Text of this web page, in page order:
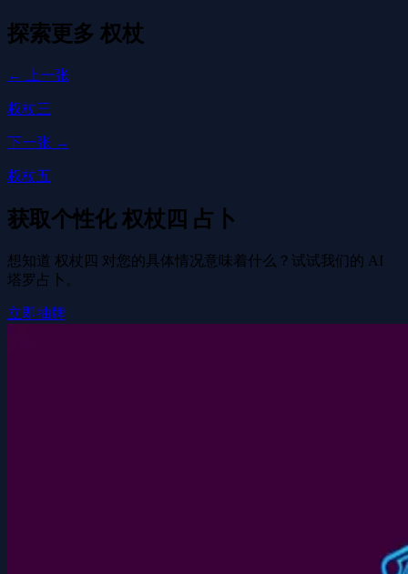
探索更多 权杖
← 上一张
权杖三
下一张 →
权杖五
获取个性化 权杖四 占卜
想知道 权杖四 对您的具体情况意味着什么？试试我们的 AI
塔罗占卜。
立即抽牌